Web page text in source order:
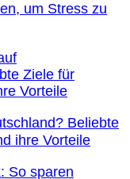
um Stress zu
Beliebte
ihre Vorteile